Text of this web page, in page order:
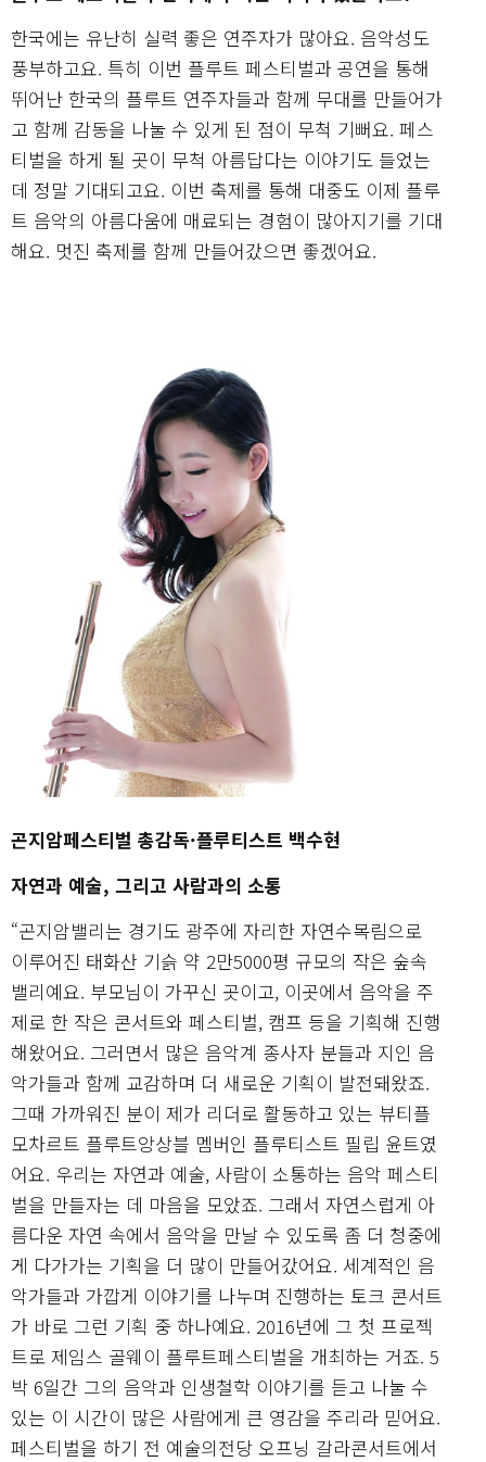
한국에는 유난히 실력 좋은 연주자가 많아요. 음악성도
풍부하고요. 특히 이번 플루트 페스티벌과 공연을 통해
뛰어난 한국의 플루트 연주자들과 함께 무대를 만들어가
고 함께 감동을 나눌 수 있게 된 점이 무척 기뻐요. 페스
티벌을 하게 될 곳이 무척 아름답다는 이야기도 들었는
데 정말 기대되고요. 이번 축제를 통해 대중도 이제 플루
트 음악의 아름다움에 매료되는 경험이 많아지기를 기대
해요. 멋진 축제를 함께 만들어갔으면 좋겠어요.
곤지암페스티벌 총감독·플루티스트 백수현
자연과 예술, 그리고 사람과의 소통
“곤지암밸리는 경기도 광주에 자리한 자연수목림으로
이루어진 태화산 기슭 약 2만5000평 규모의 작은 숲속
밸리예요. 부모님이 가꾸신 곳이고, 이곳에서 음악을 주
제로 한 작은 콘서트와 페스티벌, 캠프 등을 기획해 진행
해왔어요. 그러면서 많은 음악계 종사자 분들과 지인 음
악가들과 함께 교감하며 더 새로운 기획이 발전돼왔죠.
그때 가까워진 분이 제가 리더로 활동하고 있는 뷰티플
모차르트 플루트앙상블 멤버인 플루티스트 필립 윤트였
어요. 우리는 자연과 예술, 사람이 소통하는 음악 페스티
벌을 만들자는 데 마음을 모았죠. 그래서 자연스럽게 아
름다운 자연 속에서 음악을 만날 수 있도록 좀 더 청중에
게 다가가는 기획을 더 많이 만들어갔어요. 세계적인 음
악가들과 가깝게 이야기를 나누며 진행하는 토크 콘서트
가 바로 그런 기획 중 하나예요. 2016년에 그 첫 프로젝
트로 제임스 골웨이 플루트페스티벌을 개최하는 거죠. 5
박 6일간 그의 음악과 인생철학 이야기를 듣고 나눌 수
있는 이 시간이 많은 사람에게 큰 영감을 주리라 믿어요.
페스티벌을 하기 전 예술의전당 오프닝 갈라콘서트에서